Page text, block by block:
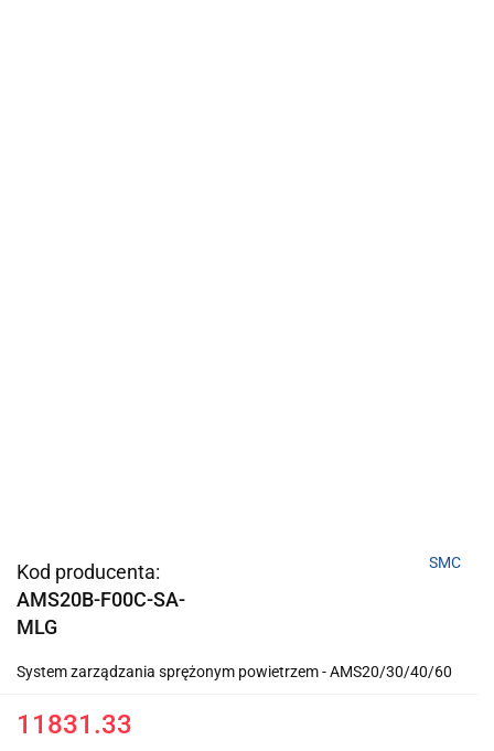
Kod producenta:
AMS20B-F00C-SA-
MLG
SMC
System zarządzania sprężonym powietrzem - AMS20/30/40/60
11831.33